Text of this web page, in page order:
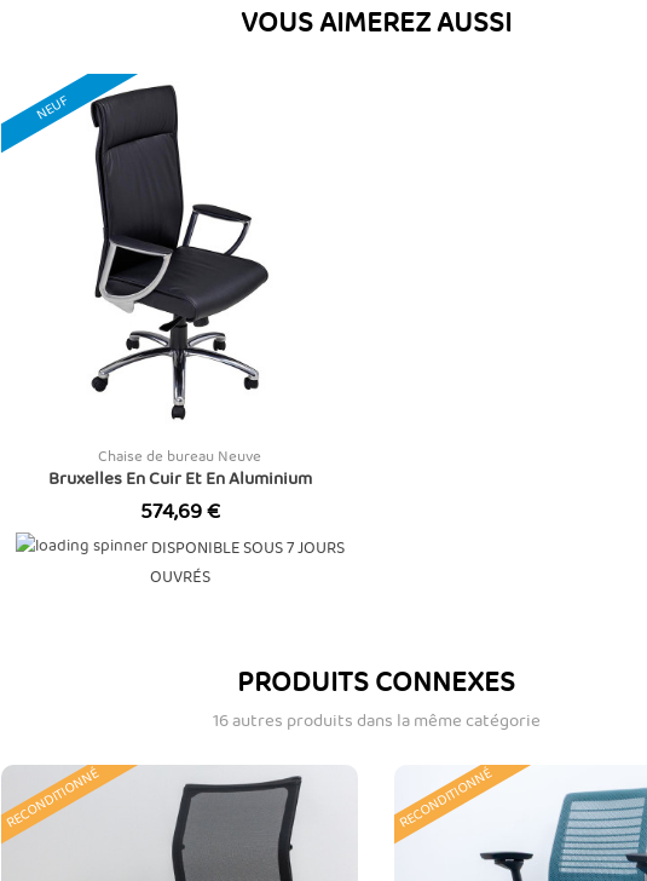
VOUS AIMEREZ AUSSI
NEUF
Chaise de bureau Neuve
Bruxelles En Cuir Et En Aluminium
Prix
574,69 €
DISPONIBLE SOUS 7 JOURS
OUVRÉS
PRODUITS CONNEXES
16 autres produits dans la même catégorie
RECONDITIONNÉ RECONDITIONNÉ